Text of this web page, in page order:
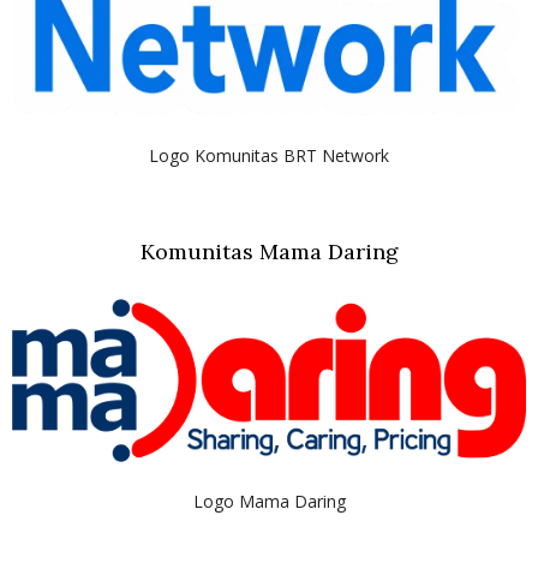
Logo Komunitas BRT Network
Komunitas Mama Daring
Logo Mama Daring